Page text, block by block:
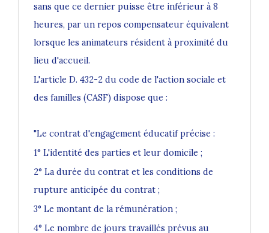
sans que ce dernier puisse être inférieur à 8
heures, par un repos compensateur équivalent
lorsque les animateurs résident à proximité du
lieu d'accueil.
L'article D. 432-2 du code de l'action sociale et
des familles (CASF) dispose que :
"Le contrat d'engagement éducatif précise :
1° L'identité des parties et leur domicile ;
2° La durée du contrat et les conditions de
rupture anticipée du contrat ;
3° Le montant de la rémunération ;
4° Le nombre de jours travaillés prévus au